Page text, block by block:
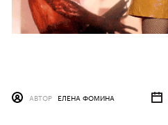
АВТОР ЕЛЕНА ФОМИНА